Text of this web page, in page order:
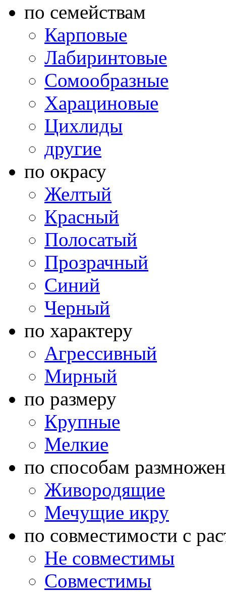
по семействам
Карповые
Лабиринтовые
Сомообразные
Харациновые
Цихлиды
другие
по окрасу
Желтый
Красный
Полосатый
Прозрачный
Синий
Черный
по характеру
Агрессивный
Мирный
по размеру
Крупные
Мелкие
по способам
Живородящие
Мечущие икру
по совместимости с
Не совместимы
Совместимы